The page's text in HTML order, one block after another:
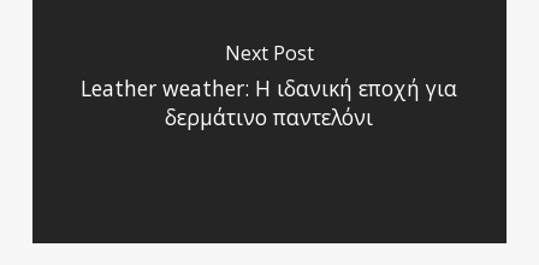
Next Post
Leather weather: Η ιδανική εποχή για
δερμάτινο παντελόνι